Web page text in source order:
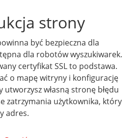
strony
być bezpieczna dla
dla robotów wyszukiwarek.
certyfikat SSL to podstawa.
o mapę witryny i konfigurację
własną stronę błędu
zatrzymania użytkownika, który
adres.